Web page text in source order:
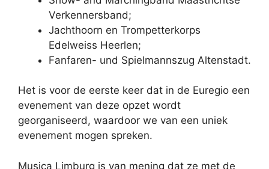
Verkennersband;
Jachthoorn en Trompetterkorps
Edelweiss Heerlen;
Fanfaren- und Spielmannszug Altenstadt.
Het is voor de eerste keer dat in de Euregio een
evenement van deze opzet wordt
georganiseerd, waardoor we van een uniek
evenement mogen spreken.
Musica Limburg is van mening dat ze met de